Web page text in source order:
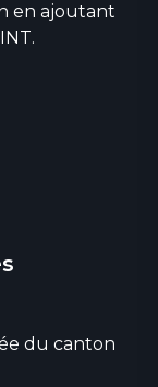
en ajoutant
du canton